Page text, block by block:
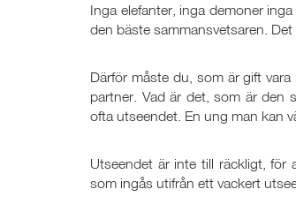
Inga elefanter, inga demoner
den bäste sammansvetsaren.
Därför måste du, som är gift
partner. Vad är det, som är den
ofta utseendet. En ung man kan
Utseendet är inte till räckligt, för
som ingås utifrån ett vackert